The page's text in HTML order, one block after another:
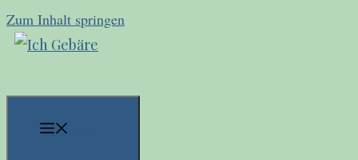
Zum Inhalt springen